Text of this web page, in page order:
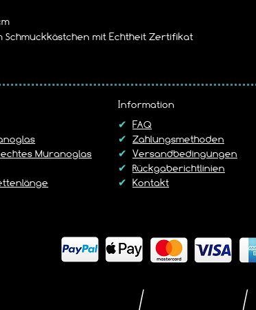
mit Echtheit Zertifikat
Muranoglas
Information
✔ FAQ
✔ Zahlungsmethoden
✔ Versandbedingungen
✔ Rückgaberichtlinien
✔ Kontakt